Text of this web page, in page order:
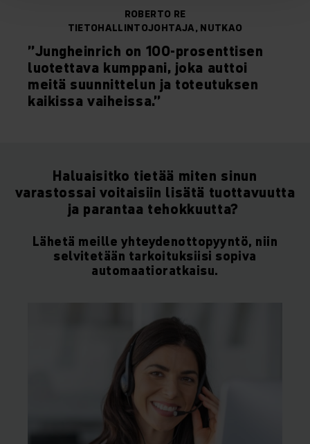
ROBERTO RE
TIETOHALLINTOJOHTAJA, NUTKAO
”Jungheinrich on 100-prosenttisen
luotettava kumppani, joka auttoi
meitä suunnittelun ja toteutuksen
kaikissa vaiheissa.”
Haluaisitko tietää miten sinun
varastossai voitaisiin lisätä tuottavuutta
ja parantaa tehokkuutta?
Lähetä meille yhteydenottopyyntö, niin
selvitetään tarkoituksiisi sopiva
automaatioratkaisu.